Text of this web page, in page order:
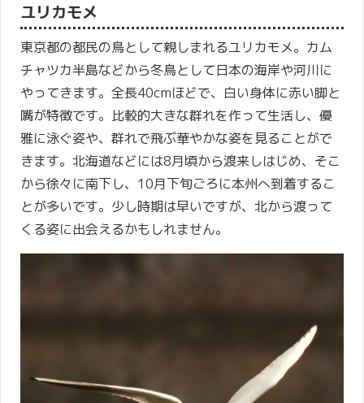
ユリカモメ
東京都の都民の鳥として親しまれるユリカモメ。カム
チャツカ半島などから冬鳥として日本の海岸や河川に
やってきます。全長40cmほどで、白い身体に赤い脚と
嘴が特徴です。比較的大きな群れを作って生活し、優
雅に泳ぐ姿や、群れで飛ぶ華やかな姿を見ることがで
きます。北海道などには8月頃から渡来しはじめ、そこ
から徐々に南下し、10月下旬ごろに本州へ到着するこ
とが多いです。少し時期は早いですが、北から渡って
くる姿に出会えるかもしれません。